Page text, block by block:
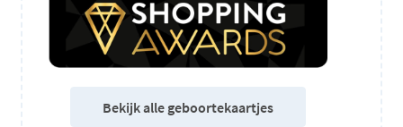
Bekijk alle geboortekaartjes